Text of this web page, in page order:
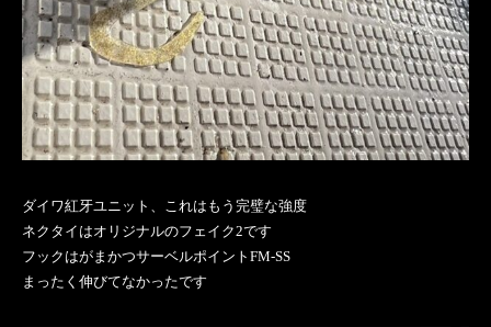
ダイワ紅牙ユニット、これはもう完璧な強度
ネクタイはオリジナルのフェイク2です
フックはがまかつサーベルポイントFM-SS
まったく伸びてなかったです